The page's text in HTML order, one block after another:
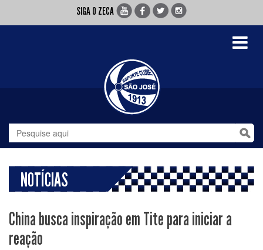
SIGA O ZECA
Toggle
NOTÍCIAS
China busca inspiração em Tite para iniciar a
reação